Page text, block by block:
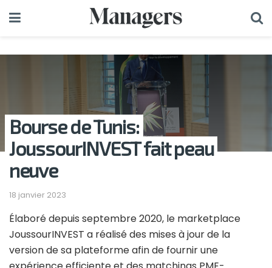
Bourse de Tunis:
JoussourINVEST fait peau
neuve
18 janvier 2023
Élaboré depuis septembre 2020, le marketplace
JoussourINVEST a réalisé des mises à jour de la
version de sa plateforme afin de fournir une